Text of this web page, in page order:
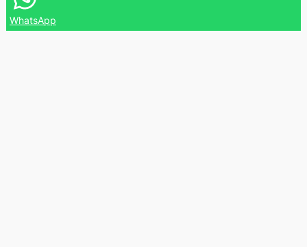
WhatsApp